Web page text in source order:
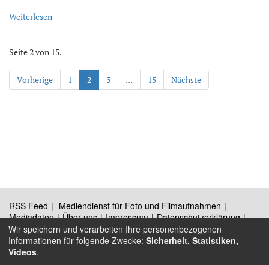
Weiterlesen
Seite 2 von 15.
Vorherige 1 2 3 … 15 Nächste
RSS Feed
Mediendienst für Foto und Filmaufnahmen
Mediadaten
Über uns Impressum
Datenschutzerklärung
Kontakt
Wir speichern und verarbeiten Ihre personenbezogenen
Informationen für folgende Zwecke: Sicherheit, Statistiken,
Videos.